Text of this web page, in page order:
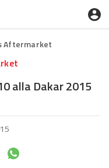
Aftermarket
alla Dakar 2015